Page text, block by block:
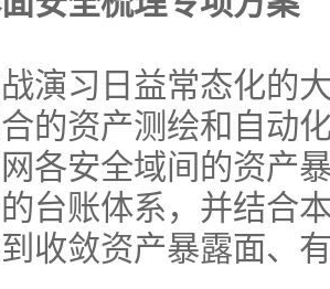
演习日益常态化的
的资产测绘和自动
各安全域间的资产
台账体系，并结合
收敛资产暴露面、